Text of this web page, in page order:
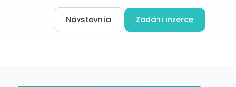
Návštěvníci Zadání inzerce